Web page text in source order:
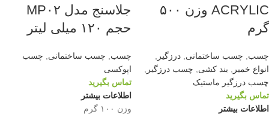
ACRYLIC وزن ۵۰۰
گرم
چسب چسب ساختمانی درزگیر
انواع خمیر
بند کشی چسب درزگیر
چسب درزگیر ماستیک
تماس بگیرید
اطلاعات بیشتر
جلاسنج مدل MP۰۲
حجم ۱۲۰ میلی لیتر
چسب چسب ساختمانی
چسب
اپوکسی
تماس بگیرید
اطلاعات بیشتر
وزن ۱۰۰ گرم